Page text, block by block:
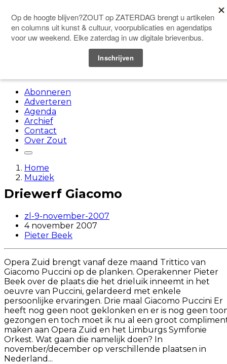
Doneer
Abonneren
Adverteren
Agenda
Archief
Contact
Over Zout
Home
Muziek
Driewerf Giacomo
zl-9-november-2007
4 november 2007
Pieter Beek
Opera Zuid brengt vanaf deze maand Trittico van
Giacomo Puccini op de planken. Operakenner Pieter
Beek over de plaats die het drieluik inneemt in het
oeuvre van Puccini, gelardeerd met enkele
persoonlijke ervaringen. Drie maal Giacomo Puccini Er
heeft nog geen noot geklonken en er is nog geen
gezongen en toch moet ik nu al een groot
maken aan Opera Zuid en het Limburgs Symfonie
Orkest. Wat gaan die namelijk doen? In
november/december op verschillende plaatsen in
Nederland...